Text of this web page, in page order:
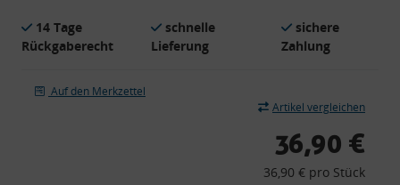
14 Tage
Rückgaberecht
schnelle
Lieferung
sichere
Zahlung
Auf den Merkzettel
Artikel vergleichen
36,90 €
36,90 € pro Stück